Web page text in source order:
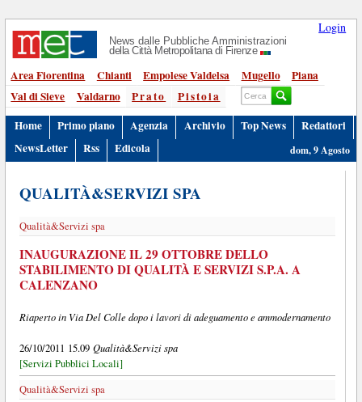
Login
News dalle Pubbliche Amministrazioni
della Città Metropolitana di Firenze
Area Fiorentina Chianti Empolese Valdelsa Mugello
Piana
Val di Sieve
Valdarno Prato
Pistoia
Home
Primo piano Agenzia Archivio Top News
Redattori
NewsLetter
Rss Edicola dom, 9 Agosto
QUALITÀ&SERVIZI SPA
Qualità&Servizi spa
INAUGURAZIONE IL 29 OTTOBRE DELLO
STABILIMENTO DI QUALITÀ E SERVIZI S.P.A. A
CALENZANO
Riaperto in Via Del Colle dopo i lavori di adeguamento e ammodernamento
26/10/2011 15.09 Qualità&Servizi spa
[Servizi Pubblici Locali]
Qualità&Servizi spa